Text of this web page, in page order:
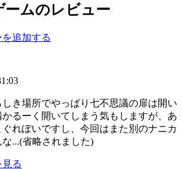
ームのレビュー
追加する
き場所でやっぱり七不思議の扉は開い
るーく開いてしまう気もしますが、あ
れぽいですし、今回はまた別のナニカ
...(省略されました)
る